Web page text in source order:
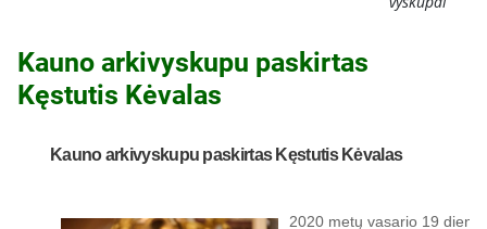
Kauno arkivyskupu paskirtas
Kęstutis Kėvalas
Kauno arkivyskupu paskirtas Kęstutis Kėvalas
2020 metų vasario 19